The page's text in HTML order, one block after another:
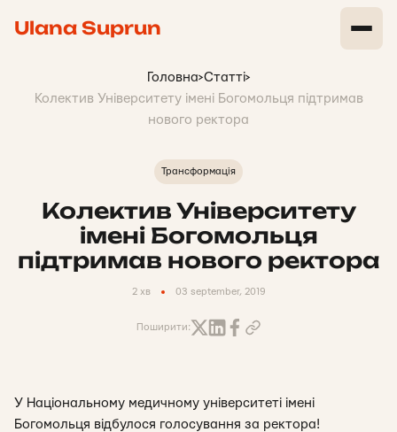
Ulana Suprun
Головна>Статті>
Колектив Університету імені Богомольця підтримав
нового ректора
Трансформація
Колектив Університету
імені Богомольця
підтримав нового ректора
2 хв 03 september, 2019
Поширити:
У Національному медичному університеті імені
Богомольця відбулося голосування за ректора!